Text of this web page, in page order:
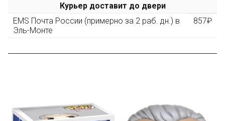
Пришлите фото поэтапной сборки купленного
конструктора и получите дополнительную скидку
10% при покупке следующего набора (не дороже 10
Оставьте отзыв (не менее 50 символов) о товаре на
нашем сайте и получите купон на скидку 50₽ за
Курьер доставит до двери
EMS Почта России (примерно за 2 раб. дн.) в
Эль-Монте
857₽